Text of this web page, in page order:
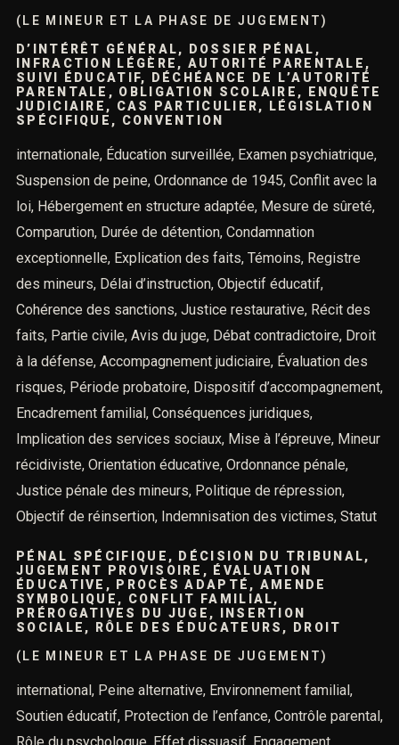
(LE MINEUR ET LA PHASE DE JUGEMENT)
D’INTÉRÊT GÉNÉRAL, DOSSIER PÉNAL,
INFRACTION LÉGÈRE, AUTORITÉ PARENTALE,
SUIVI ÉDUCATIF, DÉCHÉANCE DE L’AUTORITÉ
PARENTALE, OBLIGATION SCOLAIRE, ENQUÊTE
JUDICIAIRE, CAS PARTICULIER, LÉGISLATION
SPÉCIFIQUE, CONVENTION
internationale, Éducation surveillée, Examen psychiatrique,
Suspension de peine, Ordonnance de 1945, Conflit avec la
loi, Hébergement en structure adaptée, Mesure de sûreté,
Comparution, Durée de détention, Condamnation
exceptionnelle, Explication des faits, Témoins, Registre
des mineurs, Délai d’instruction, Objectif éducatif,
Cohérence des sanctions, Justice restaurative, Récit des
faits, Partie civile, Avis du juge, Débat contradictoire, Droit
à la défense, Accompagnement judiciaire, Évaluation des
risques, Période probatoire, Dispositif d’accompagnement,
Encadrement familial, Conséquences juridiques,
Implication des services sociaux, Mise à l’épreuve, Mineur
récidiviste, Orientation éducative, Ordonnance pénale,
Justice pénale des mineurs, Politique de répression,
Objectif de réinsertion, Indemnisation des victimes, Statut
PÉNAL SPÉCIFIQUE, DÉCISION DU TRIBUNAL,
JUGEMENT PROVISOIRE, ÉVALUATION
ÉDUCATIVE, PROCÈS ADAPTÉ, AMENDE
SYMBOLIQUE, CONFLIT FAMILIAL,
PRÉROGATIVES DU JUGE, INSERTION
SOCIALE, RÔLE DES ÉDUCATEURS, DROIT
(LE MINEUR ET LA PHASE DE JUGEMENT)
international, Peine alternative, Environnement familial,
Soutien éducatif, Protection de l’enfance, Contrôle parental,
Rôle du psychologue, Effet dissuasif, Engagement